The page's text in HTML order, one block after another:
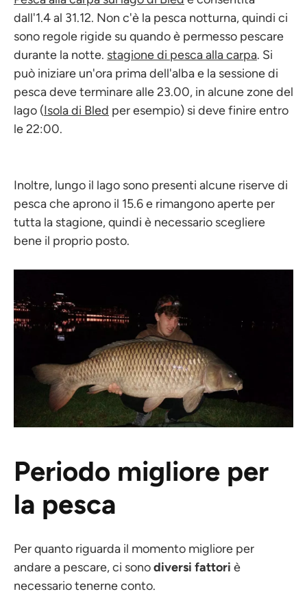
dall'1.4 al 31.12. Non c'è la pesca notturna, quindi ci
sono regole rigide su quando è permesso pescare
durante la notte. stagione di pesca alla carpa. Si
può iniziare un'ora prima dell'alba e la sessione di
pesca deve terminare alle 23.00, in alcune zone del
lago (Isola di Bled per esempio) si deve finire entro
le 22:00.
Inoltre, lungo il lago sono presenti alcune riserve di
pesca che aprono il 15.6 e rimangono aperte per
tutta la stagione, quindi è necessario scegliere
bene il proprio posto.
Periodo migliore per
la pesca
Per quanto riguarda il momento migliore per
andare a pescare, ci sonodiversi fattori è
necessario tenerne conto.